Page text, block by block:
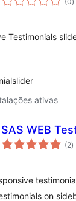
de
Testimonials
ativas
SAS WEB
(2de
)
on